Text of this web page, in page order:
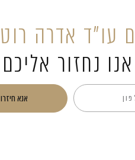
עו”ד אדרה רוט
נחזור אליכם
אנא